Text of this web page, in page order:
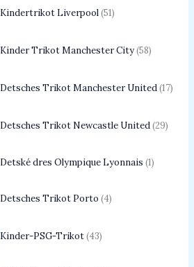
Kindertrikot Liverpool 51
Kinder Trikot Manchester City 58
Detsches Trikot Manchester United 17
Detsches Trikot Newcastle United 29
Detské dres Olympique Lyonnais 1
Detsches Trikot Porto 4
Kinder-PSG-Trikot 43